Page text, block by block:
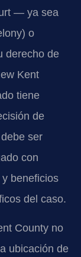
— ya sea
o
derecho de
Kent
tiene
de
ser
con
beneficios
del caso.
County no
ubicación de